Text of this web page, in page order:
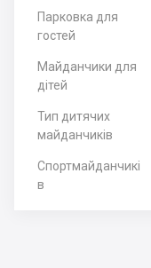
Парковка для
гостей
Майданчики для
дітей
Тип дитячих
майданчиків
Спортмайданчикі
в